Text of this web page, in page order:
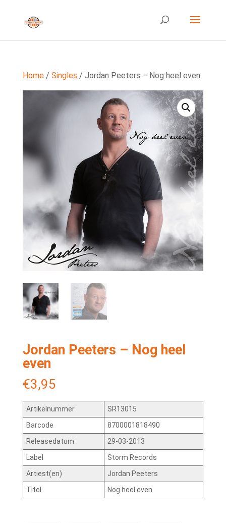
Home/ Singles / Jordan Peeters – Nog heel even
Jordan Peeters – Nog heel
even
€3,95
Artikelnummer
SR13015
Barcode
8700001818490
Releasedatum
29-03-2013
Label
Storm Records
Artiest(en)
Jordan Peeters
Titel
Nog heel even